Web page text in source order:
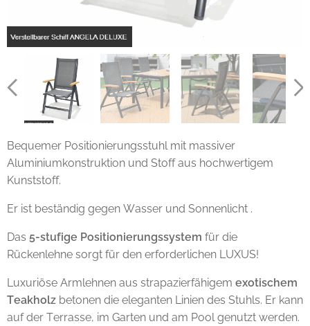
Bequemer Positionierungsstuhl mit massiver
Aluminiumkonstruktion und Stoff aus hochwertigem
Kunststoff.
Er ist beständig gegen Wasser und Sonnenlicht .
Das 5-stufige Positionierungssystem für die
Rückenlehne sorgt für den erforderlichen LUXUS!
Luxuriöse Armlehnen aus strapazierfähigem exotischem
Teakholz betonen die eleganten Linien des Stuhls. Er kann
auf der Terrasse, im Garten und am Pool genutzt werden.